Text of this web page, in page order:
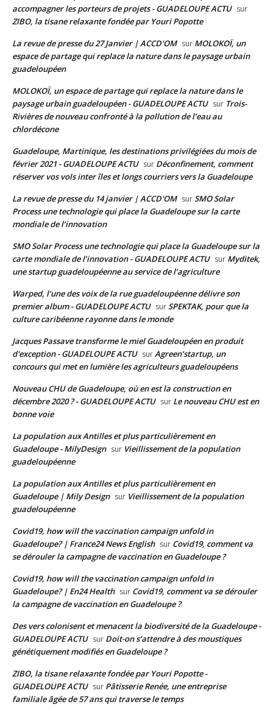
accompagner les porteurs de projets - GUADELOUPE ACTU sur
ZIBO, la tisane relaxante fondée par Youri Popotte
La revue de presse du 27 Janvier | ACCD'OM sur MOLOKOÏ, un
espace de partage qui replace la nature dans le paysage urbain
guadeloupéen
MOLOKOÏ, un espace de partage qui replace la nature dans le
paysage urbain guadeloupéen - GUADELOUPE ACTU sur Trois-
Rivières de nouveau confronté à la pollution de l’eau au
chlordécone
Guadeloupe, Martinique, les destinations privilégiées du mois de
février 2021 - GUADELOUPE ACTU sur Déconfinement, comment
réserver vos vols inter îles et longs courriers vers la Guadeloupe
La revue de presse du 14 janvier | ACCD'OM surSMO Solar
Process une technologie qui place la Guadeloupe sur la carte
mondiale de l’innovation
SMO Solar Process une technologie qui place la Guadeloupe sur la
carte mondiale de l’innovation - GUADELOUPE ACTU sur Myditek,
une startup guadeloupéenne au service de l’agriculture
Warped, l’une des voix de la rue guadeloupéenne délivre son
premier album - GUADELOUPE ACTU surSPEKTAK, pour que la
culture caribéenne rayonne dans le monde
Jacques Passave transforme le miel Guadeloupéen en produit
d'exception - GUADELOUPE ACTU surAgreen’startup, un
concours qui met en lumière les agriculteurs guadeloupéens
Nouveau CHU de Guadeloupe, où en est la construction en
décembre 2020 ? - GUADELOUPE ACTU sur Le nouveau CHU est en
bonne voie
La population aux Antilles et plus particulièrement en
Guadeloupe - MilyDesign sur Vieillissement de la population
guadeloupéenne
La population aux Antilles et plus particulièrement en
Guadeloupe | Mily Design sur Vieillissement de la population
guadeloupéenne
Covid19, how will the vaccination campaign unfold in
Guadeloupe? | France24 News English sur Covid19, comment va
se dérouler la campagne de vaccination en Guadeloupe ?
Covid19, how will the vaccination campaign unfold in
Guadeloupe? | En24 Health sur Covid19, comment va se dérouler
la campagne de vaccination en Guadeloupe ?
Des vers colonisent et menacent la biodiversité de la Guadeloupe -
GUADELOUPE ACTU sur Doit-on s’attendre à des moustiques
génétiquement modifiés en Guadeloupe ?
ZIBO, la tisane relaxante fondée par Youri Popotte -
GUADELOUPE ACTU sur Pâtisserie Renée, une entreprise
familiale âgée de 57 ans qui traverse le temps